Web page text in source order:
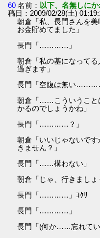
60 名前： 以下、名無しに
稿日：2009/02/28(土)
朝倉「私、長門さんを美
お金貯めてました」
長門「…………」
朝倉「私の基になって
過ぎます」
長門「空腹は無い
朝倉「……こういうこと
かるのでしょうかね」
長門「…………？」
朝倉「いいじゃないで
きません？」
長門「……構わない」
朝倉「じゃ、行きましょ
長門「…………」ｺｸﾘ
長門「…………」
長門「(何か……忘れて